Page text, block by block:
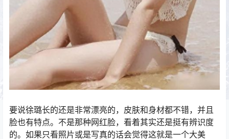
要说徐璐长的还是非常漂亮的，皮肤和身材都不错，并且
脸也有特点。不是那种网红脸，看着其实还是挺有辨识度
的。如果只看照片或是写真的话会觉得这就是一个大美